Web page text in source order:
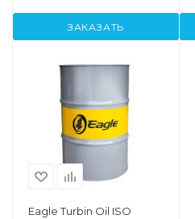
ЗАКАЗАТЬ
Eagle Turbin Oil ISO